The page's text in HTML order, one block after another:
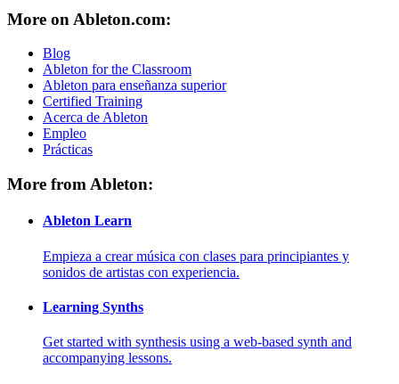
More on Ableton.com:
Blog
Ableton for the Classroom
Ableton para enseñanza superior
Certified Training
Acerca de Ableton
Empleo
Prácticas
More from Ableton:
Ableton Learn
Empieza a crear música con clases para principiantes y
sonidos de artistas con experiencia.
Learning Synths
Get started with synthesis using a web-based synth and
accompanying lessons.